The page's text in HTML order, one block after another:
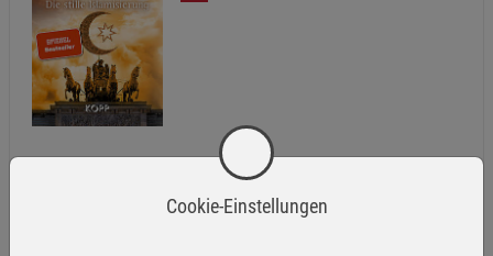
Cookie-Einstellungen